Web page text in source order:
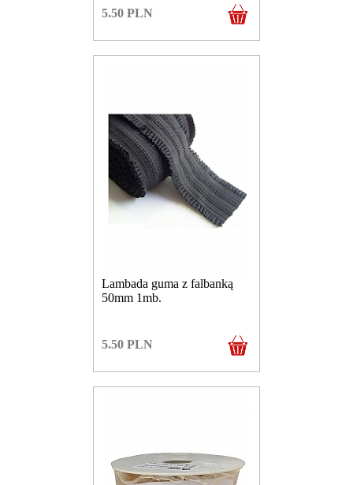
5.50 PLN
Lambada guma z falbanką
50mm 1mb.
5.50 PLN